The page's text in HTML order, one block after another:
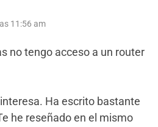
11:56 am
no tengo acceso a un router
interesa. Ha escrito bastante
he reseñado en el mismo